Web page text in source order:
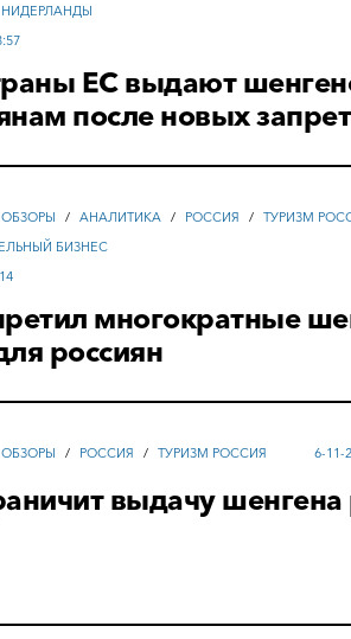
НИДЕРЛАНДЫ
ЕС выдают
после новых
ОБЗОРЫ / АНАЛИТИКА / РОССИЯ / ТУРИЗМ
БИЗНЕС
многократные
россиян
ОБЗОРЫ / РОССИЯ / ТУРИЗМ РОССИЯ 6-11-
выдачу шенгена